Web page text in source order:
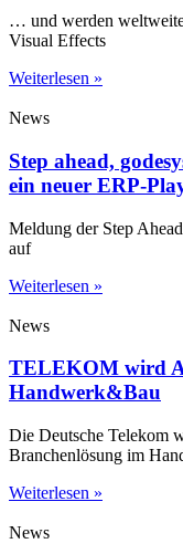
… und werden
Visual Effects
Weiterlesen »
News
Step ahead,
ein neuer ERP-
Meldung der Step
auf
Weiterlesen »
News
TELEKOM wird
Handwerk&Bau
Die Deutsche Telekom
Branchenlösung im
Weiterlesen »
News